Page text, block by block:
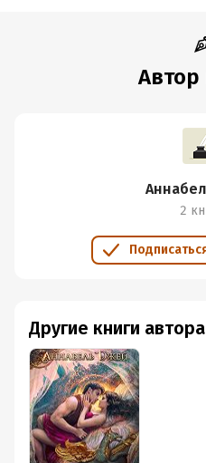
Автор
2
Другие книги автора